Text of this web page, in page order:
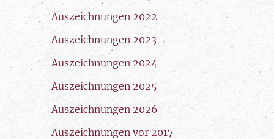
Auszeichnungen 2022
Auszeichnungen 2023
Auszeichnungen 2024
Auszeichnungen 2025
Auszeichnungen 2026
Auszeichnungen vor 2017